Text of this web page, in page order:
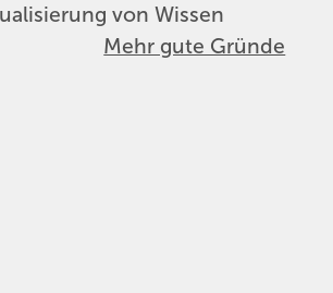
von Wissen
Mehr gute Gründe